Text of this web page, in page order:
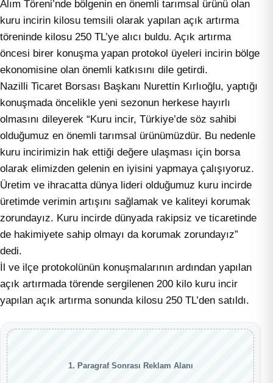
Alım Töreni’nde bölgenin en önemli tarımsal ürünü olan
kuru incirin kilosu temsili olarak yapılan açık artırma
töreninde kilosu 250 TL’ye alıcı buldu. Açık artırma
öncesi birer konuşma yapan protokol üyeleri incirin bölge
ekonomisine olan önemli katkısını dile getirdi.
Nazilli Ticaret Borsası Başkanı Nurettin Kırlıoğlu, yaptığı
konuşmada öncelikle yeni sezonun herkese hayırlı
olmasını dileyerek “Kuru incir, Türkiye’de söz sahibi
olduğumuz en önemli tarımsal ürünümüzdür. Bu nedenle
kuru incirimizin hak ettiği değere ulaşması için borsa
olarak elimizden gelenin en iyisini yapmaya çalışıyoruz.
Üretim ve ihracatta dünya lideri olduğumuz kuru incirde
üretimde verimin artışını sağlamak ve kaliteyi korumak
zorundayız. Kuru incirde dünyada rakipsiz ve ticaretinde
de hakimiyete sahip olmayı da korumak zorundayız”
dedi.
İl ve ilçe protokolünün konuşmalarının ardından yapılan
açık artırmada törende sergilenen 200 kilo kuru incir
yapılan açık artırma sonunda kilosu 250 TL’den satıldı.
1. Paragraf Sonrası Reklam Alanı